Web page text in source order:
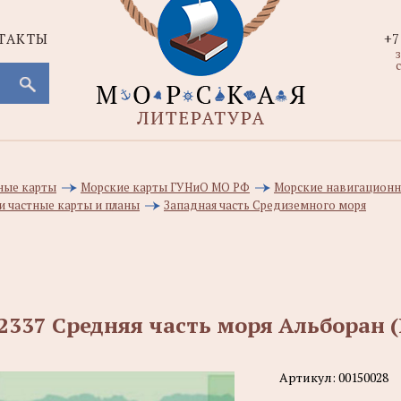
карты Морские карты ГУНиО МО РФ
Морские
частные карты и планы
Западная часть Средиземного моря
Средняя часть моря Альборан
Артикул: 00150028